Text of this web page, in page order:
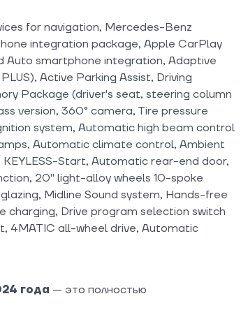
for navigation, Mercedes-Benz
integration package, Apple CarPlay
Auto smartphone integration, Adaptive
Active Parking Assist, Driving
Package (driver's seat, steering column
version, 360° camera, Tire pressure
system, Automatic high beam control
Automatic climate control, Ambient
Start, Automatic rear-end door,
20" light-alloy wheels 10-spoke
Midline Sound system, Hands-free
charging, Drive program selection switch
4MATIC all-wheel drive, Automatic
года — это полностью